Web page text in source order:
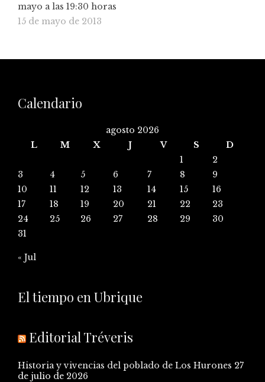
mayo a las 19:30 horas
15 de mayo de 2013
Calendario
agosto 2026
L
M X J V S
D
1
2
3
4 5 6 7 8
9
10
11 12 13 14 15
16
17
18 19 20 21 22
23
24
25 26 27 28 29
30
31
« Jul
El tiempo en Ubrique
Editorial Tréveris
Historia y vivencias del poblado de Los Hurones 27
de julio de 2026